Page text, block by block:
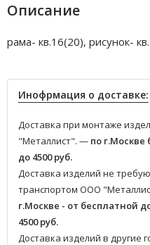
Описание
рама- кв.16(20), рисунок-
Инофрмация о доставке:
Доставка при монтаже
"Металлист". — по г.Москве
до 4500 руб.
Доставка изделий не
транспортом ООО
г.Москве - от бесплатной
4500 руб.
Доставка изделий в другие